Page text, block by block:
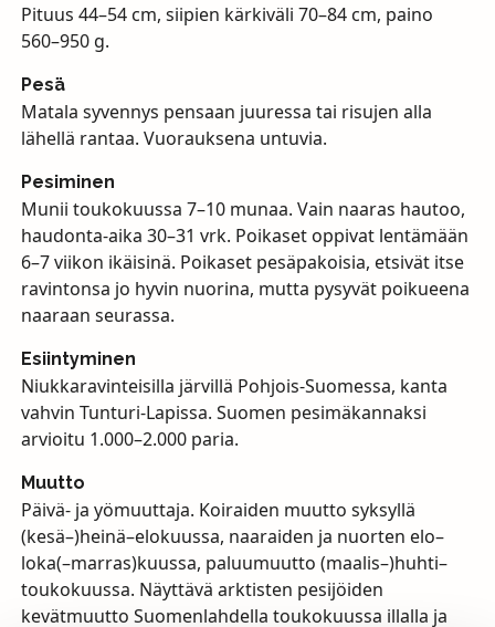
Pituus 44–54 cm, siipien kärkiväli 70–84 cm, paino
560–950 g.
Pesä
Matala syvennys pensaan juuressa tai risujen alla
lähellä rantaa. Vuorauksena untuvia.
Pesiminen
Munii toukokuussa 7–10 munaa. Vain naaras hautoo,
haudonta-aika 30–31 vrk. Poikaset oppivat lentämään
6–7 viikon ikäisinä. Poikaset pesäpakoisia, etsivät itse
ravintonsa jo hyvin nuorina, mutta pysyvät poikueena
naaraan seurassa.
Esiintyminen
Niukkaravinteisilla järvillä Pohjois-Suomessa, kanta
vahvin Tunturi-Lapissa. Suomen pesimäkannaksi
arvioitu 1.000–2.000 paria.
Muutto
Päivä- ja yömuuttaja. Koiraiden muutto syksyllä
(kesä–)heinä–elokuussa, naaraiden ja nuorten elo–
loka(–marras)kuussa, paluumuutto (maalis–)huhti–
toukokuussa. Näyttävä arktisten pesijöiden
kevätmuutto Suomenlahdella toukokuussa illalla ja